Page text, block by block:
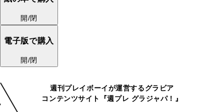
開/閉
電子版で購入
開/閉
週刊プレイボーイが運営するグラビア
コンテンツサイト『週プレ グラジャパ！』